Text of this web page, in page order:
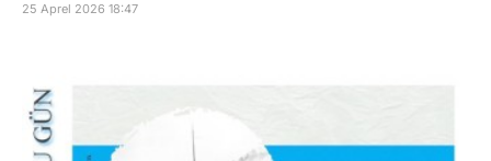
25 Aprel 2026 18:47